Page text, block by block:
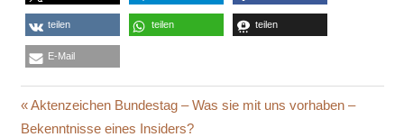
teilen teilen teilen
E-Mail
CIA
Beitragsnavigation
Vorheriger
Beitrag:
Aktenzeichen Bundestag – Was sie mit uns vorhaben –
Bekenntnisse eines Insiders?